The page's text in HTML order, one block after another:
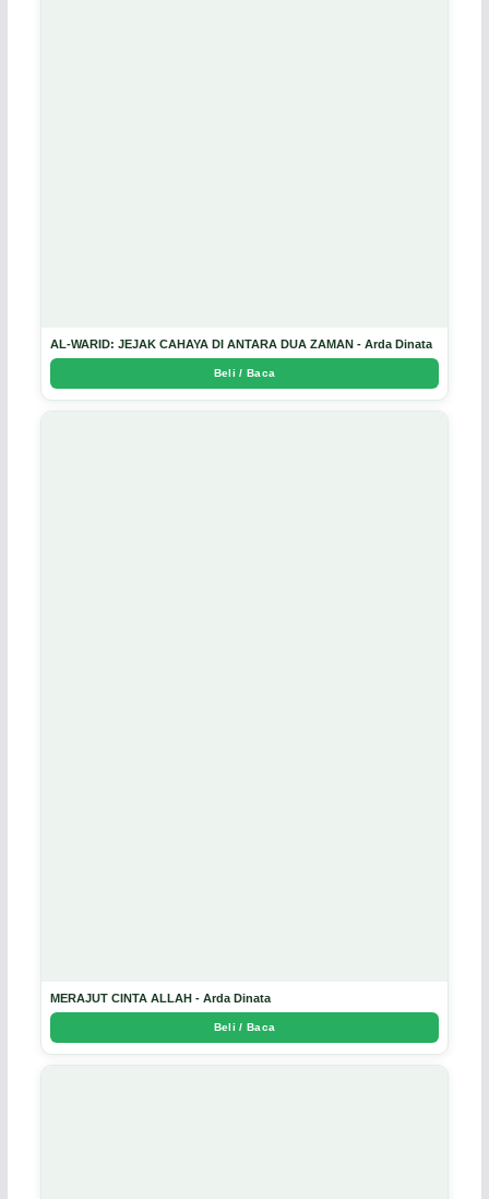
AL-WARID: JEJAK CAHAYA DI ANTARA DUA ZAMAN - Arda Dinata
Beli / Baca
MERAJUT CINTA ALLAH - Arda Dinata
Beli / Baca